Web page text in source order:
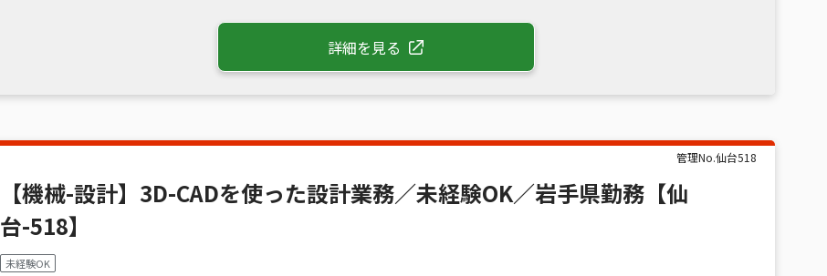
詳細を見る
管理No.仙台518
【機械-設計】3D-CADを使った設計業務／未経験OK／岩手県勤務【仙
台-518】
未経験OK